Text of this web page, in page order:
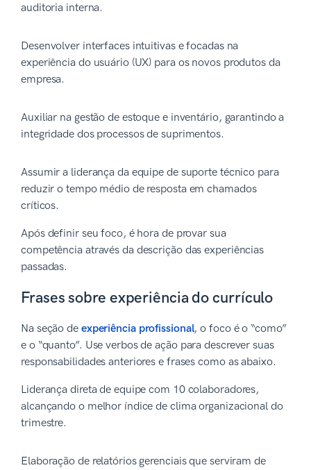
auditoria interna.
Desenvolver interfaces intuitivas e focadas na
experiência do usuário (UX) para os novos produtos da
empresa.
Auxiliar na gestão de estoque e inventário, garantindo a
integridade dos processos de suprimentos.
Assumir a liderança da equipe de suporte técnico para
reduzir o tempo médio de resposta em chamados
críticos.
Após definir seu foco, é hora de provar sua
competência através da descrição das experiências
passadas.
Frases sobre experiência do currículo
Na seção de experiência profissional, o foco é o “como”
e o “quanto”. Use verbos de ação para descrever suas
responsabilidades anteriores e frases como as abaixo.
Liderança direta de equipe com 10 colaboradores,
alcançando o melhor índice de clima organizacional do
trimestre.
Elaboração de relatórios gerenciais que serviram de